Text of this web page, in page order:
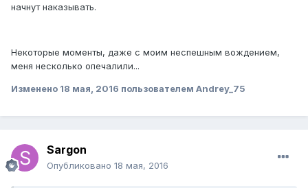
начнут наказывать.
Некоторые моменты, даже с моим неспешным вождением,
меня несколько опечалили...
Изменено 18 мая, 2016 пользователем Andrey_75
Sargon
Опубликовано 18 мая, 2016